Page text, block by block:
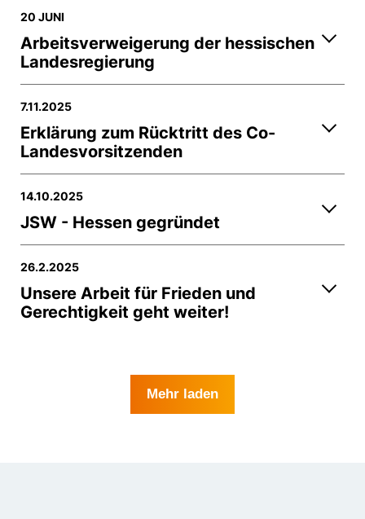
20 JUNI
Arbeitsverweigerung der hessischen
Landesregierung
7.11.2025
Erklärung zum Rücktritt des Co-
Landesvorsitzenden
14.10.2025
JSW - Hessen gegründet
26.2.2025
Unsere Arbeit für Frieden und
Gerechtigkeit geht weiter!
Mehr laden